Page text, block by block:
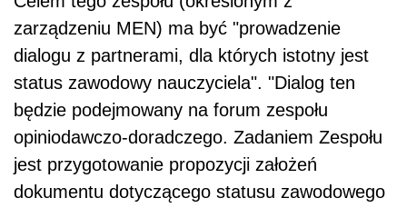
zarządzeniu MEN) ma być "prowadzenie
dialogu z partnerami, dla których istotny jest
status zawodowy nauczyciela". "Dialog ten
będzie podejmowany na forum zespołu
opiniodawczo-doradczego. Zadaniem Zespołu
jest przygotowanie propozycji założeń
dokumentu dotyczącego statusu zawodowego